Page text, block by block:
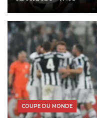
COUPE DU MONDE